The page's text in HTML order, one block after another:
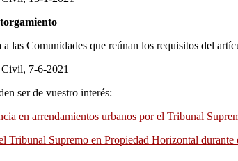
las Comunidades que reúnan los requisitos del
7-6-2021
ser de vuestro interés:
en arrendamientos urbanos por el Tribunal
Tribunal Supremo en Propiedad Horizontal durante